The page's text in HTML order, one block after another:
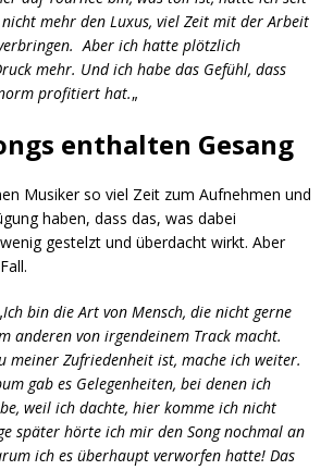
mehr den Luxus, viel Zeit mit der Arbeit
Aber ich hatte plötzlich
mehr. Und ich habe das Gefühl, dass
profitiert hat.„
enthalten Gesang
Musiker so viel Zeit zum Aufnehmen und
haben, dass das, was dabei
gestelzt und überdacht wirkt. Aber
Ich bin die Art von Mensch, die nicht gerne
anderen von irgendeinem Track macht.
meiner Zufriedenheit ist, mache ich weiter.
gab es Gelegenheiten, bei denen ich
weil ich dachte, hier komme ich nicht
später hörte ich mir den Song nochmal an
ich es überhaupt verworfen hatte! Das